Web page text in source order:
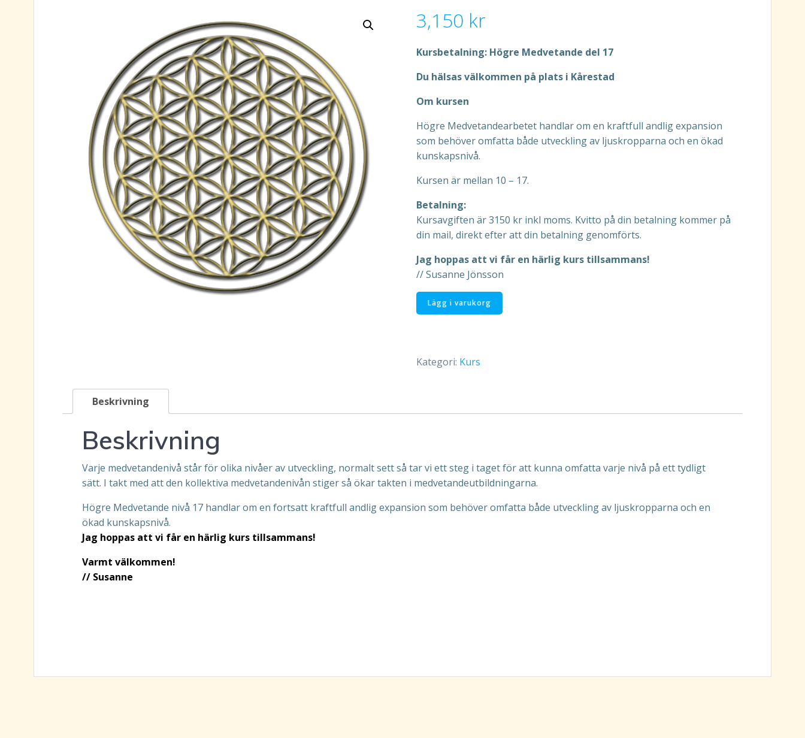
3,150 kr
Kursbetalning: Högre Medvetande del 17
Du hälsas välkommen på plats i Kårestad
Om kursen
Högre Medvetandearbetet handlar om en kraftfull andlig expansion
som behöver omfatta både utveckling av ljuskropparna och en ökad
kunskapsnivå.
Kursen är mellan 10 – 17.
Betalning:
Kursavgiften är 3150 kr inkl moms. Kvitto på din betalning kommer på
din mail, direkt efter att din betalning genomförts.
Jag hoppas att vi får en härlig kurs tillsammans!
// Susanne Jönsson
Högre
Medvetande
2-
på
mängd
Lägg i varukorg
Kategori: Kurs
Beskrivning
Beskrivning
Varje medvetandenivå står för olika nivåer av utveckling, normalt sett så tar vi ett steg i taget för att kunna omfatta varje nivå på ett tydligt
sätt. I takt med att den kollektiva medvetandenivån stiger så ökar takten i medvetandeutbildningarna.
Högre Medvetande nivå 17 handlar om en fortsatt kraftfull andlig expansion som behöver omfatta både utveckling av ljuskropparna och en
ökad kunskapsnivå.
Jag hoppas att vi får en härlig kurs tillsammans!
Varmt välkommen!
// Susanne